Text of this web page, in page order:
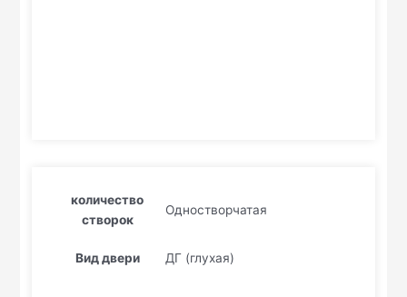
количество
створок
Одностворчатая
Вид двери ДГ (глухая)